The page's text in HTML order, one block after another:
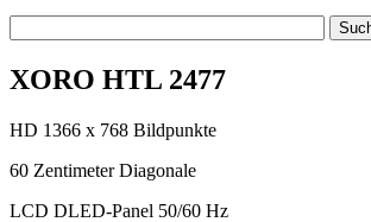
XORO HTL 2477
HD 1366 x 768 Bildpunkte
60 Zentimeter Diagonale
LCD DLED-Panel 50/60 Hz